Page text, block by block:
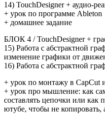
14) TouchDesigner + аудио-
+ урок по программе Ableton
+ домашнее задание
БЛОК 4 / TouchDesigner +
15) Работа с абстрактной
изменение графики от
16) Работа с абстрактной
+ урок по монтажу в CapCut
+ урок про мышление: как
составлять цепочки или как
ютубе, чтобы не копировать,